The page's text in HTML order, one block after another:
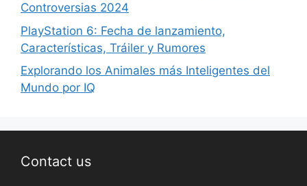
Controversias 2024
PlayStation 6: Fecha de lanzamiento,
Características, Tráiler y Rumores
Explorando los Animales más Inteligentes del
Mundo por IQ
Contact us